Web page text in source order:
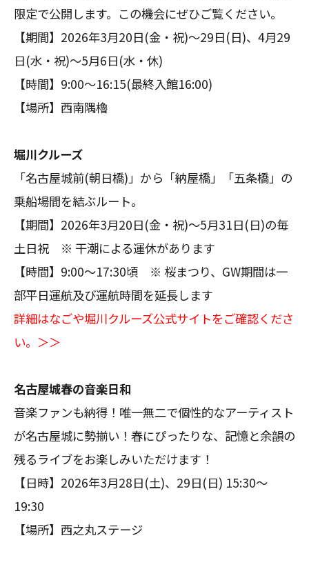
限定で公開します。この機会にぜひご覧ください。
【期間】2026年3月20日(金・祝)～29日(日)、4月29
日(水・祝)～5月6日(水・休)
【時間】9:00～16:15(最終入館16:00)
【場所】西南隅櫓
堀川クルーズ
「名古屋城前(朝日橋)」から「納屋橋」「五条橋」の
乗船場間を結ぶルート。
【期間】2026年3月20日(金・祝)～5月31日(日)の毎
土日祝 ※ 干潮による運休があります
【時間】9:00～17:30頃 ※ 桜まつり、GW期間は一
部平日運航及び運航時間を延長します
詳細はなごや堀川クルーズ公式サイトをご確認くださ
い。＞＞
名古屋城春の音楽日和
音楽ファンも納得！唯一無二で個性的なアーティスト
が名古屋城に勢揃い！春にぴったりな、記憶と余韻の
残るライブをお楽しみいただけます！
【日時】2026年3月28日(土)、29日(日) 15:30～
19:30
【場所】西之丸ステージ